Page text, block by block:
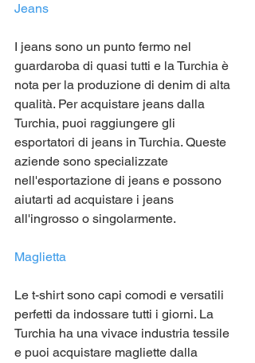
Jeans
I jeans sono un punto fermo nel
guardaroba di quasi tutti e la Turchia è
nota per la produzione di denim di alta
qualità. Per acquistare jeans dalla
Turchia, puoi raggiungere gli
esportatori di jeans in Turchia. Queste
aziende sono specializzate
nell'esportazione di jeans e possono
aiutarti ad acquistare i jeans
all'ingrosso o singolarmente.
Maglietta
Le t-shirt sono capi comodi e versatili
perfetti da indossare tutti i giorni. La
Turchia ha una vivace industria tessile
e puoi acquistare magliette dalla